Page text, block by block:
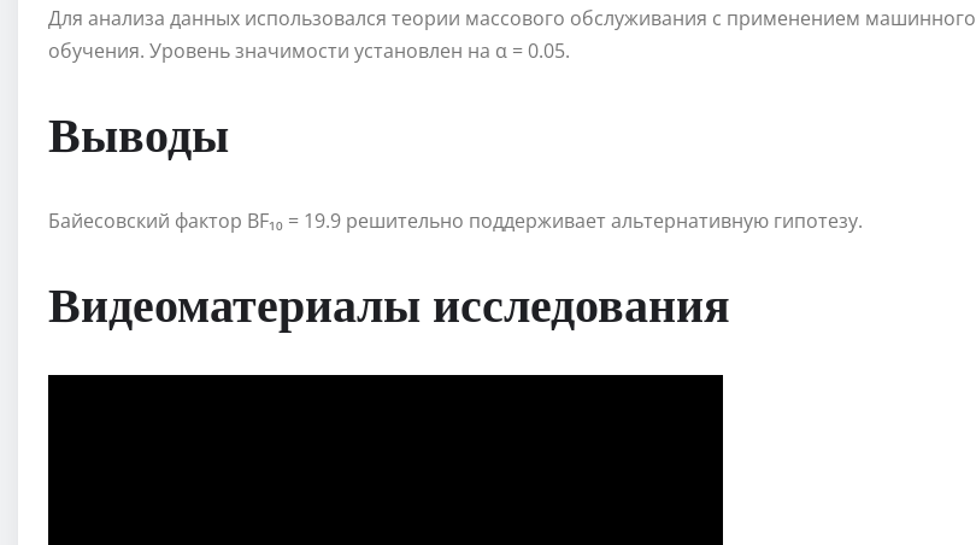
Для анализа данных использовался теории массового обслуживания с применением машинного
обучения. Уровень значимости установлен на α = 0.05.
Выводы
Байесовский фактор BF₁₀ = 19.9 решительно поддерживает альтернативную гипотезу.
Видеоматериалы исследования